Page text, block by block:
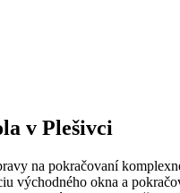
v Plešivci
na pokračovaní
východného okna a